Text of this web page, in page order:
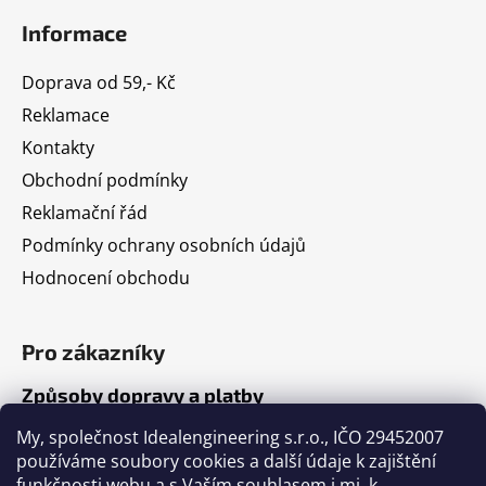
My, společnost Idealengineering s.r.o., IČO 29452007
používáme soubory cookies a další údaje k zajištění
Informace
Doprava od 59,- Kč
Reklamace
Kontakty
Obchodní podmínky
Reklamační řád
Podmínky ochrany osobních údajů
Hodnocení obchodu
Pro zákazníky
Způsoby dopravy a platby
Jak nakupovat